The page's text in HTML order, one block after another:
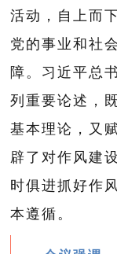
活动，自上而
党的事业和社
障。习近平总
列重要论述，
基本理论，又
辟了对作风建
时俱进抓好作
本遵循。